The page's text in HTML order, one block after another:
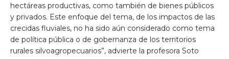
hectáreas productivas, como también de bienes públicos
y privados. Este enfoque del tema, de los impactos de las
crecidas fluviales, no ha sido aún considerado como tema
de política pública o de gobernanza de los territorios
rurales silvoagropecuarios”, advierte la profesora Soto